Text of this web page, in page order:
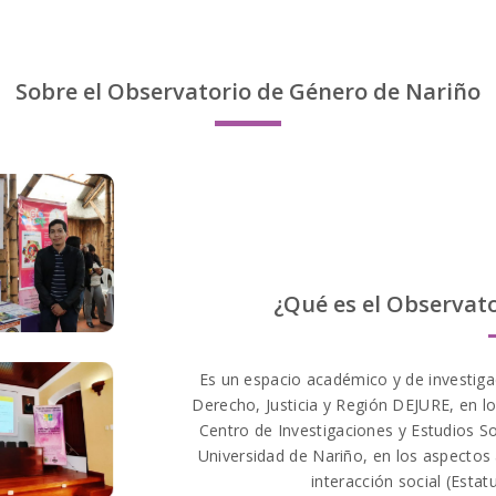
Sobre el Observatorio de Género de Nariño
¿Qué es el
Es un espacio académico y de
Derecho, Justicia y Región DEJURE,
Centro de Investigaciones y Estudios
Universidad de Nariño, en los
interacción social